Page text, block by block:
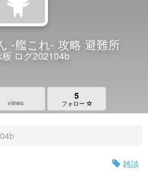
-艦これ- 攻略 避難所
ログ202104b
views
5
フォロー
雑談